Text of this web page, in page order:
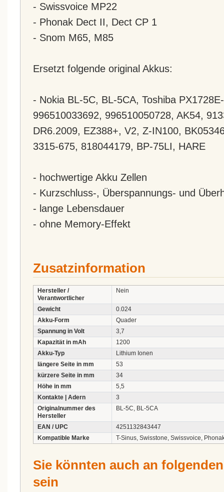
- Swissvoice MP22
- Phonak Dect II, Dect CP 1
- Snom M65, M85
Ersetzt folgende original Akkus:
- Nokia BL-5C, BL-5CA, Toshiba
996510033692, 996510050728, AK54,
DR6.2009, EZ388+, V2, Z-IN100,
3315-675, 818044179, BP-75LI, HARE
- hochwertige Akku Zellen
- Kurzschluss-, Überspannungs- und
- lange Lebensdauer
- ohne Memory-Effekt
Zusatzinformation
Hersteller /
Verantwortlicher
Nein
Gewicht
0.024
Akku-Form
Quader
Spannung in Volt
3,7
Kapazität in mAh
1200
Akku-Typ
Lithium Ionen
längere Seite in mm
53
kürzere Seite in mm
34
Höhe in mm
5,5
Kontakte | Adern
3
Originalnummer des
Hersteller
BL-5C, BL-5CA
EAN / UPC
4251132843447
Kompatible Marke
T-Sinus, Swisstone, Swissvoice,
Sie könnten auch an
sein